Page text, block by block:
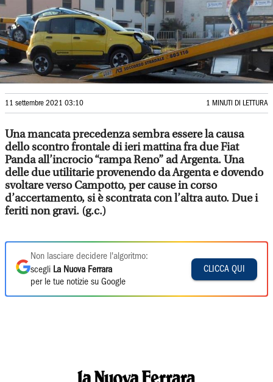
11 settembre 2021 03:10 1 MINUTI DI LETTURA
Una mancata precedenza sembra essere la causa
dello scontro frontale di ieri mattina fra due Fiat
Panda all’incrocio “rampa Reno” ad Argenta. Una
delle due utilitarie provenendo da Argenta e dovendo
svoltare verso Campotto, per cause in corso
d’accertamento, si è scontrata con l’altra auto. Due i
feriti non gravi. (g.c.)
Non lasciare decidere l'algoritmo:
scegli La Nuova Ferrara
per le tue notizie su Google
CLICCA QUI